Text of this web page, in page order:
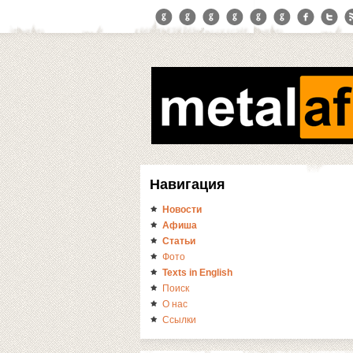
Навигация
Новости
Афиша
Статьи
Фото
Texts in English
Поиск
О нас
Ссылки